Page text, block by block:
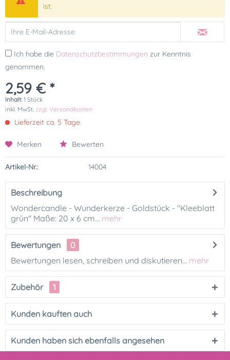
ist.
Ich habe die Datenschutzbestimmungen zur Kenntnis
genommen.
2,59 € *
Inhalt: 1 Stück
inkl. MwSt. zzgl. Versandkosten
Lieferzeit ca. 5 Tage
Merken Bewerten
Artikel-Nr.: 14004
Beschreibung
Wondercandle - Wunderkerze - Goldstück - "Kleeblatt
grün" Maße: 20 x 6 cm... mehr
Bewertungen
0
Bewertungen lesen, schreiben und diskutieren... mehr
Zubehör 1
Kunden kauften auch
Kunden haben sich ebenfalls angesehen